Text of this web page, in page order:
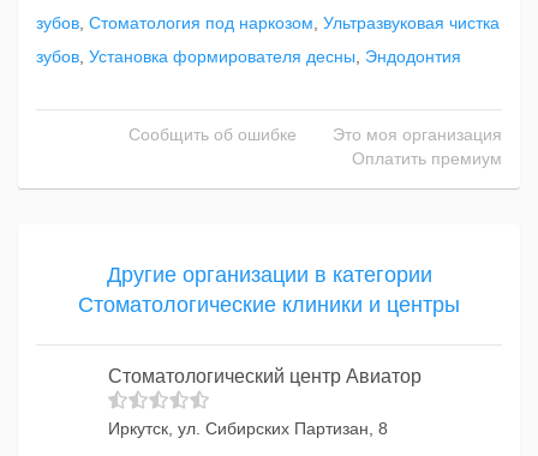
зубов Стоматология под наркозом Ультразвуковая чистка
зубов Установка формирователя десны Эндодонтия
Сообщить об ошибке
Это моя организация
Оплатить премиум
Другие организации в категории
Стоматологические клиники и центры
Стоматологический центр Авиатор
Иркутск, ул. Сибирских Партизан, 8